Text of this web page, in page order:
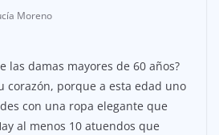
Moreno
las damas mayores de 60 años?
corazón, porque a esta edad uno
con una ropa elegante que
al menos 10 atuendos que